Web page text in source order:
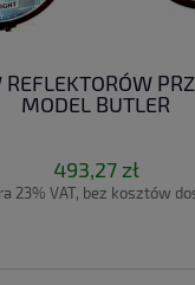
REFLEKTORÓW
MODEL BUTLER
493,27 zł
23% VAT, bez kosztów